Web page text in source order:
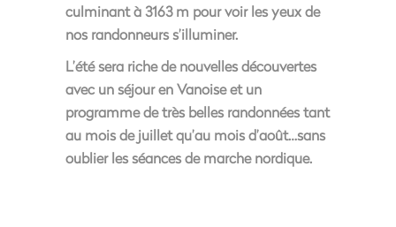
culminant à 3163 m pour voir les yeux de
nos randonneurs s’illuminer.
L’été sera riche de nouvelles découvertes
avec un séjour en Vanoise et un
programme de très belles randonnées tant
au mois de juillet qu’au mois d’août…sans
oublier les séances de marche nordique.